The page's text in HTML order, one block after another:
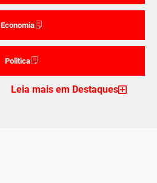
Economia
Politica
Leia mais em Destaques